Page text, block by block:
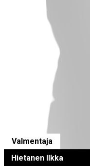
Valmentaja
Hietanen Ilkka